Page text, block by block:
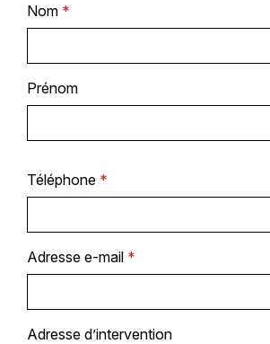
Nom *
Prénom
Téléphone *
Adresse e-mail *
Adresse d’intervention